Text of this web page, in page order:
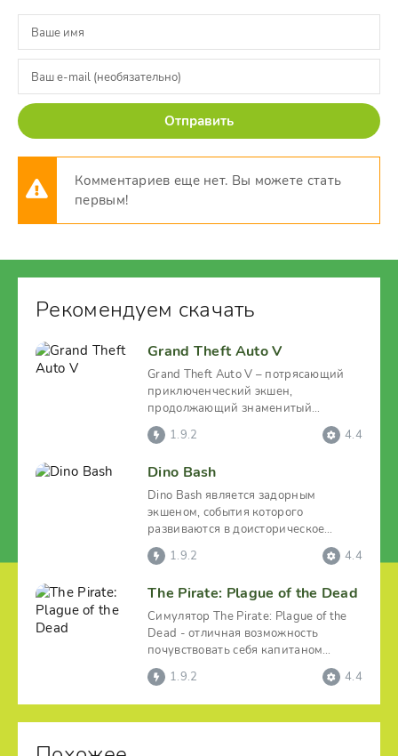
Отправить
Комментариев еще нет. Вы можете стать
первым!
Рекомендуем скачать
Grand Theft Auto V
Grand Theft Auto V – потрясающий
приключенческий экшен,
продолжающий знаменитый
криминальный цикл игр о
похождениях
1.9.2 4.4
Dino Bash
Dino Bash является задорным
экшеном, события которого
развиваются в доисторическое
время. Геймеру предстоит стать
1.9.2 4.4
The Pirate: Plague of the Dead
Симулятор The Pirate: Plague of the
Dead - отличная возможность
почувствовать себя капитаном
пиратского корабля,
1.9.2 4.4